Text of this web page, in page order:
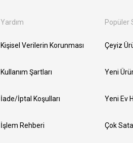
Yardım
Kişisel Verilerin Korunması
Kullanım Şartları
İade/İptal Koşulları
İşlem Rehberi
Popüler
Çeyiz
Yeni
Yeni Ev
Çok